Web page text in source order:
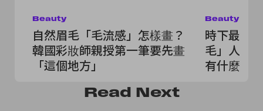
Beauty
自然眉毛「毛流感」怎樣畫？
韓國彩妝師親授第一筆要先畫
「這個地方」
Beauty
時下最流
毛」人人
有什麼該
Read Next